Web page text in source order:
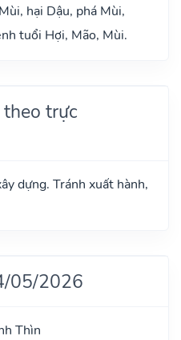
hại Dậu, phá Mùi,
tuổi Hợi, Mão, Mùi.
trực
dựng. Tránh xuất hành,
05/2026
Thìn